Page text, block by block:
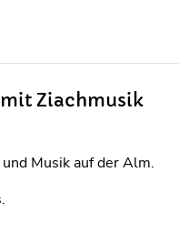
Ziachmusik
Musik auf der Alm.